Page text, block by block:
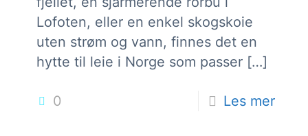
Lofoten, eller en enkel skogskoie
uten strøm og vann, finnes det en
hytte til leie i Norge som passer […]
0 Les mer